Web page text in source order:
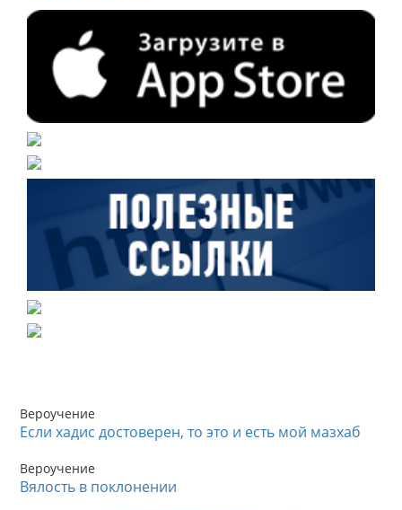
Вероучение
Если хадис достоверен, то это и есть мой мазхаб
Вероучение
Вялость в поклонении